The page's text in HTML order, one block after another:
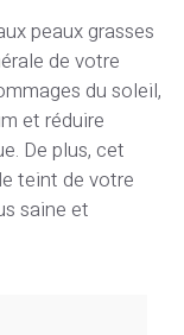
peaux grasses
de votre
du soleil,
et réduire
De plus, cet
teint de votre
saine et